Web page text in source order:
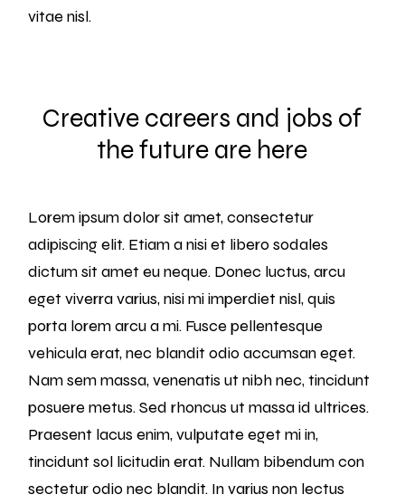
vitae nisl.
Creative careers and jobs of
the future are here
Lorem ipsum dolor sit amet, consectetur
adipiscing elit. Etiam a nisi et libero sodales
dictum sit amet eu neque. Donec luctus, arcu
eget viverra varius, nisi mi imperdiet nisl, quis
porta lorem arcu a mi. Fusce pellentesque
vehicula erat, nec blandit odio accumsan eget.
Nam sem massa, venenatis ut nibh nec, tincidunt
posuere metus. Sed rhoncus ut massa id ultrices.
Praesent lacus enim, vulputate eget mi in,
tincidunt sol licitudin erat. Nullam bibendum con
sectetur odio nec blandit. In varius non lectus